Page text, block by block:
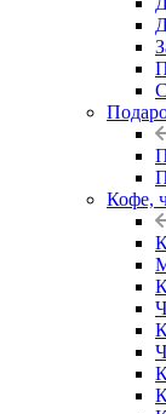
Кофе,